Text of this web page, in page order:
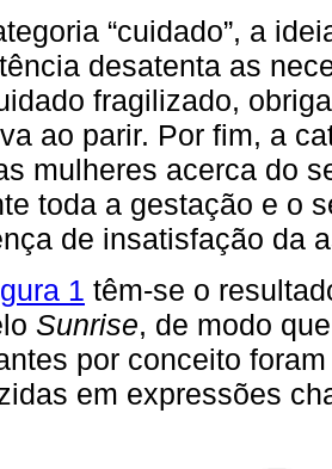
“cuidado”, a
desatenta as
fragilizado,
ao parir. Por fim, a
mulheres acerca do
toda a gestação e o
de insatisfação da
1 têm-se o
Sunrise, de modo
por conceito
em expressões